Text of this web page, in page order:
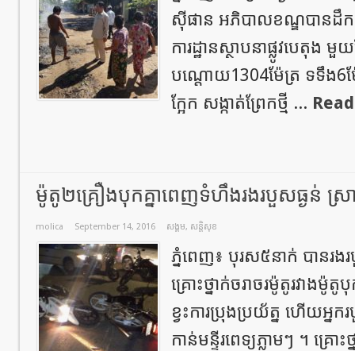
ស៊ីផាន អភិបាលខណ្ឌបានដឹកន
ការដ្ឋានស្ថាបនាផ្លូវបេតុង មួ
បណ្តោយ1304ម៉ែត្រ ទទឹង6ម៉
ក្អែក សង្កាត់ព្រែកថ្មី ...
ម៉ូតូ២គ្រឿងបុកគ្នាពេញទំហឹងរងរបួសធ្ងន់ ស្
molica September 14, 2016 សង្គម, សន្តិសុខ
ភ្នំពេញ៖ បុរស៥នាក់ បានរ
គ្រោះថ្នាក់ចរាចរម៉ូតូរវាង
ខ្វះការប្រុងប្រយ័ត្ន ហើយអ្ន
កាន់មន្ទីរពេទ្យភ្លាមៗ ។ គ្រោ